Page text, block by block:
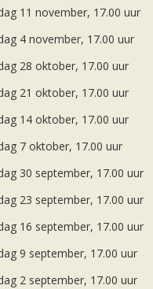
11 november, 17.00 uur
4 november, 17.00 uur
28 oktober, 17.00 uur
21 oktober, 17.00 uur
14 oktober, 17.00 uur
7 oktober, 17.00 uur
30 september, 17.00 uur
23 september, 17.00 uur
16 september, 17.00 uur
9 september, 17.00 uur
2 september, 17.00 uur